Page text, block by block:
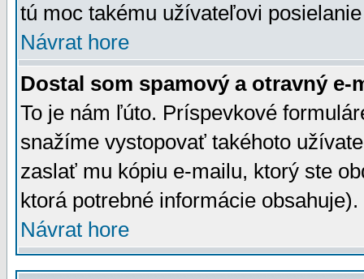
tú moc takému užívateľovi
Návrat hore
Dostal som spamový a otravný e-
To je nám ľúto. Príspevkové
snažíme vystopovať takéhoto
zaslať mu kópiu e-mailu, ktorý ste
ktorá potrebné informácie
Návrat hore